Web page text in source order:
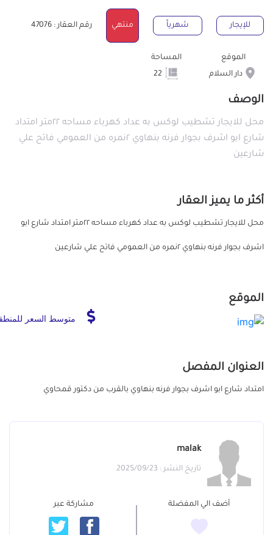
للإيجار شهرياً منتهي رقم العقار : 47076
الموقع
دار السلام
المساحة
الوصف
محل للايجار تشطيب لوكس به عداد كهرباء مساحه ٢٢متر امتداد
شارع ابو اشرف بجوار فرنه بنهاوي ٢نمره من العمومي فاتح علي
شارعين
أكثر ما يميز العقار
محل للايجار تشطيب لوكس به عداد كهرباء مساحه ٢٢متر امتداد شارع ابو
اشرف بجوار فرنه بنهاوي ٢نمره من العمومي فاتح علي شارعين
الموقع
متوسط السعر
العنوان المفصل
امتداد شارع ابو اشرف بجوار فرنه بنهاوي بالقرب من دكتور قمحاوي
malak
تاريخ النشر : 2025/09/23
أضف الي المفضلة مشاركة عبر